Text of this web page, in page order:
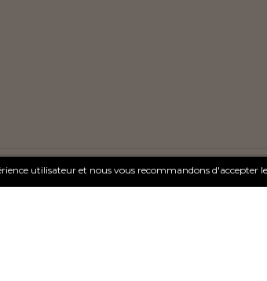
utilisateur et nous vous recommandons